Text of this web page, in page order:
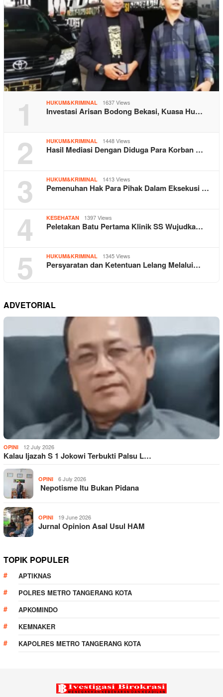
1 HUKUM&KRIMINAL 1637 Views
Investasi Arisan Bodong Bekasi, Kuasa Hu…
2 HUKUM&KRIMINAL 1448 Views
Hasil Mediasi Dengan Diduga Para Korban …
3 HUKUM&KRIMINAL 1413 Views
Pemenuhan Hak Para Pihak Dalam Eksekusi …
4 KESEHATAN 1397 Views
Peletakan Batu Pertama Klinik SS Wujudka…
5 HUKUM&KRIMINAL 1345 Views
Persyaratan dan Ketentuan Lelang Melalui…
ADVETORIAL
OPINI 12 July 2026
Kalau Ijazah S 1 Jokowi Terbukti Palsu L…
OPINI 6 July 2026
Nepotisme Itu Bukan Pidana
OPINI 19 June 2026
Jurnal Opinion Asal Usul HAM
TOPIK POPULER
APTIKNAS
POLRES METRO TANGERANG KOTA
APKOMINDO
KEMNAKER
KAPOLRES METRO TANGERANG KOTA